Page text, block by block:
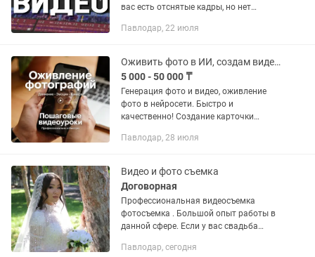
вас есть отснятые кадры, но нет
из них крутой ролик? Мы поможем! ✅
Павлодар, 22 июля
Оживить фото в ИИ, создам видео, карточка товара в нейросети.
5 000 - 50 000 ₸
Генерация фото и видео, оживление
фото в нейросети. Быстро и
качественно! Создание карточки
и реставрация старых фотографий.
Павлодар, 28 июля
Видео и фото съемка
Договорная
Профессиональная видеосъемка
фотосъемка . Большой опыт работы в
данной сфере. Если у вас свадьба
нам. Мы запечатлим самые
Павлодар, сегодня